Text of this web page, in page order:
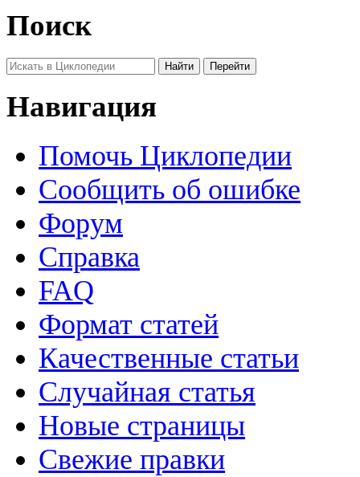
Поиск
Навигация
Помочь Циклопедии
Сообщить об ошибке
Форум
Справка
FAQ
Формат статей
Качественные статьи
Случайная статья
Новые страницы
Свежие правки